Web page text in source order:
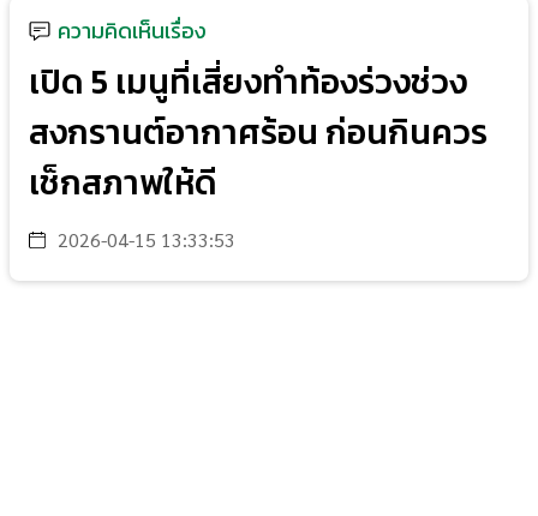
ความคิดเห็นเรื่อง
เปิด 5 เมนูที่เสี่ยงทำท้องร่วงช่วง
สงกรานต์อากาศร้อน ก่อนกินควร
เช็กสภาพให้ดี
2026-04-15 13:33:53